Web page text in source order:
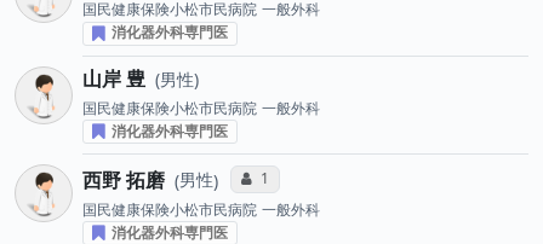
国民健康保険小松市民病院 一般外科
消化器外科専門医
山岸 豊 男性
国民健康保険小松市民病院 一般外科
消化器外科専門医
西野 拓磨 男性 コミュニケーション・タイプ投票数
1
国民健康保険小松市民病院 一般外科
消化器外科専門医